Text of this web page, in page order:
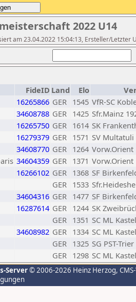
2022 U14
am 23.04.2022 15:04:13, Ersteller/Letzter
FideID Land Elo
16265866 GER 1545 VfR-SC
34608788 GER 1425 Sfr.Mainz
16265750 GER 1614 SK
16279379 GER 1571 SV
34608770 GER 1264 Vorw.Orient
34604359 GER 1371 Vorw.Orient
16266102 GER 1368 SF
GER 1533
34604316 GER 1477 SF
16287614 GER 1244 SK
GER 1351 SC ML
34608982 GER 1334 SC ML
GER 1325 SG PST-
GER 1298 SC ML
Server© 2006-2026 Heinz Herzog,